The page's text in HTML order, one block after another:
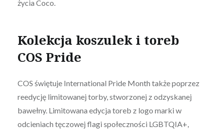
życia Coco.
Kolekcja koszulek i toreb
COS Pride
COS świętuje International Pride Month także poprzez
reedycję limitowanej torby, stworzonej z odzyskanej
bawełny. Limitowana edycja toreb z logo marki w
odcieniach tęczowej flagi społeczności LGBTQIA+,